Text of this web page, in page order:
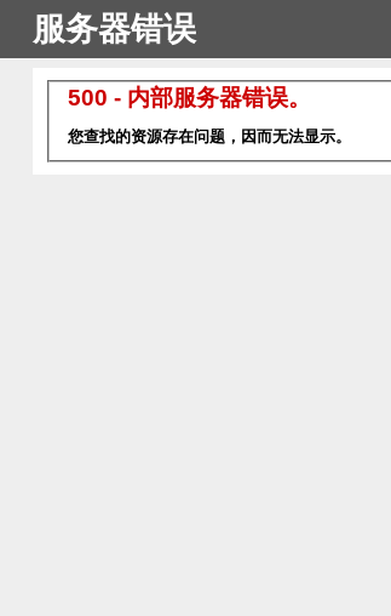
服务器错误
500 - 内部服务器错误。
您查找的资源存在问题，因而无法显示。